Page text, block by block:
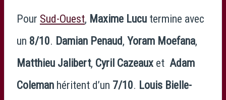
Pour Sud-Ouest, Maxime Lucu termine avec
un 8/10. Damian Penaud, Yoram Moefana,
Matthieu Jalibert, Cyril Cazeaux et Adam
Coleman héritent d’un 7/10. Louis Bielle-